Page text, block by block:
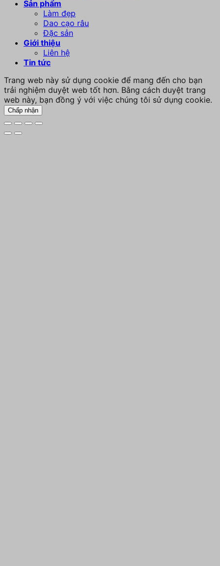
Sản phẩm
Làm đẹp
Dao cạo râu
Đặc sản
Giới thiệu
Liên hệ
Tin tức
Trang web này sử dụng cookie để mang đến cho bạn
trải nghiệm duyệt web tốt hơn. Bằng cách duyệt trang
web này, bạn đồng ý với việc chúng tôi sử dụng cookie.
Chấp nhận